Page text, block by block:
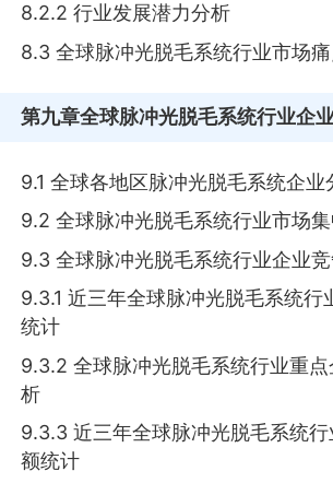
8.2.2 行业发展潜力分析
8.3 全球脉冲光脱毛系统行业市场
第九章全球脉冲光脱毛系统行业企
9.1 全球各地区脉冲光脱毛系统企业
9.2 全球脉冲光脱毛系统行业市场
9.3 全球脉冲光脱毛系统行业企业
9.3.1 近三年全球脉冲光脱毛系统行
统计
9.3.2 全球脉冲光脱毛系统行业重
析
9.3.3 近三年全球脉冲光脱毛系统
额统计